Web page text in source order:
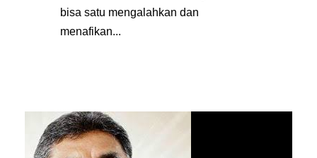
bisa satu mengalahkan dan
menafikan...